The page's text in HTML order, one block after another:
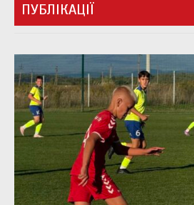
ПУБЛІКАЦІЇ